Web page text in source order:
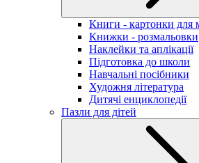
Книги - картонки для
Книжки - розмальовки
Наклейки та аплікації
Підготовка до школи
Навчальні посібники
Художня література
Дитячі енциклопедії
Пазли для дітей